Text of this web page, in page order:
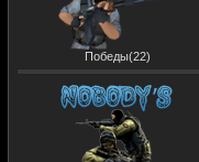
Победы(22)